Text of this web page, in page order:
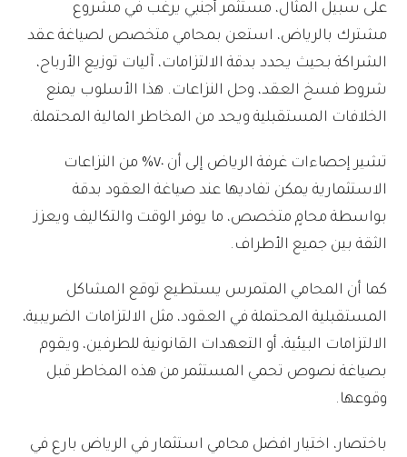
على سبيل المثال، مستثمر أجنبي يرغب في مشروع
مشترك بالرياض، استعن بمحامي متخصص لصياغة عقد
الشراكة بحيث يحدد بدقة الالتزامات، آليات توزيع الأرباح،
شروط فسخ العقد، وحل النزاعات. هذا الأسلوب يمنع
الخلافات المستقبلية ويحد من المخاطر المالية المحتملة.
تشير إحصاءات غرفة الرياض إلى أن ٧٠% من النزاعات
الاستثمارية يمكن تفاديها عند صياغة العقود بدقة
بواسطة محامٍ متخصص، ما يوفر الوقت والتكاليف ويعزز
الثقة بين جميع الأطراف.
كما أن المحامي المتمرس يستطيع توقع المشاكل
المستقبلية المحتملة في العقود، مثل الالتزامات الضريبية،
الالتزامات البيئية، أو التعهدات القانونية للطرفين، ويقوم
بصياغة نصوص تحمي المستثمر من هذه المخاطر قبل
وقوعها.
باختصار، اختيار افضل محامي استثمار في الرياض بارع في